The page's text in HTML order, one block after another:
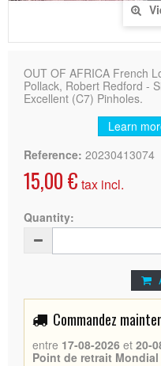
OUT OF AFRICA French
Pollack, Robert Redford -
Excellent (C7) Pinholes.
Learn
Reference: 20230413074
15,00 € tax incl.
Quantity:
Commandez
entre 17-08-2026 et 20-
Point de retrait Mondial